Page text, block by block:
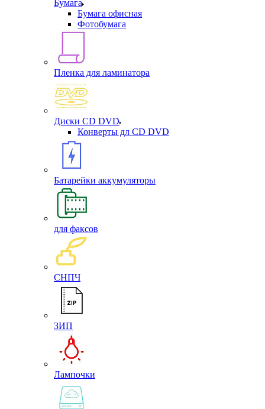
Бумага
Бумага офисная
Фотобумага
Пленка для ламинатора
Диски CD DVD
Конверты дл CD DVD
Батарейки аккумуляторы
для факсов
СНПЧ
ЗИП
Лампочки